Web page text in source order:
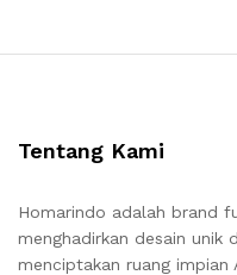
Tentang Kami
Homarindo adalah brand
menghadirkan desain unik
menciptakan ruang impian